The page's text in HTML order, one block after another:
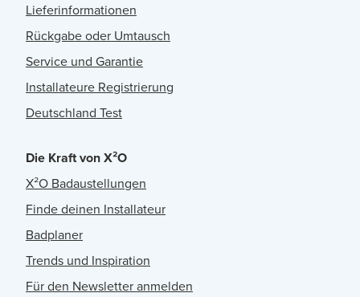
Lieferinformationen
Rückgabe oder Umtausch
Service und Garantie
Installateure Registrierung
Deutschland Test
Die Kraft von X²O
X²O Badaustellungen
Finde deinen Installateur
Badplaner
Trends und Inspiration
Für den Newsletter anmelden